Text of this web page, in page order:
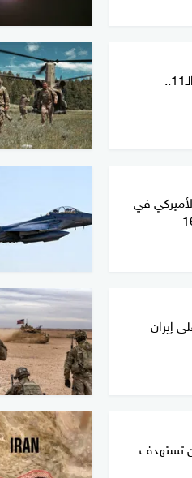
إيران تحت القصف لليلة الـ11..
في
إيران
تستهدف